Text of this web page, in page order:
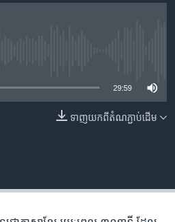
29:59
ទាញ​យក​ពី​តំណភ្ជាប់​ដើម